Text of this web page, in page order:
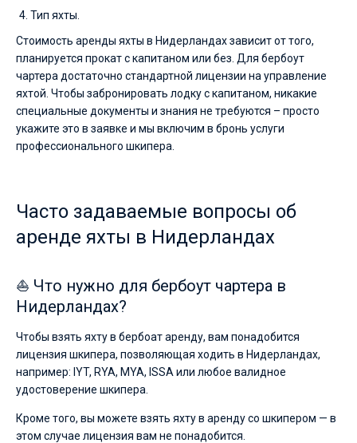
Тип яхты.
Стоимость аренды яхты в Нидерландах зависит от того,
планируется прокат с капитаном или без. Для бербоут
чартера достаточно стандартной лицензии на управление
яхтой. Чтобы забронировать лодку с капитаном, никакие
специальные документы и знания не требуются – просто
укажите это в заявке и мы включим в бронь услуги
профессионального шкипера.
Часто задаваемые вопросы об
аренде яхты в Нидерландах
⛵ Что нужно для бербоут чартера в
Нидерландах?
Чтобы взять яхту в бербоат аренду, вам понадобится
лицензия шкипера, позволяющая ходить в Нидерландах,
например: IYT, RYA, MYA, ISSA или любое валидное
удостоверение шкипера.
Кроме того, вы можете взять яхту в аренду со шкипером — в
этом случае лицензия вам не понадобится.